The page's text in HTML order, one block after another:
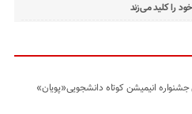
را کلید می‌زند
انیمیشن کوتاه دانشجویی«پویان»